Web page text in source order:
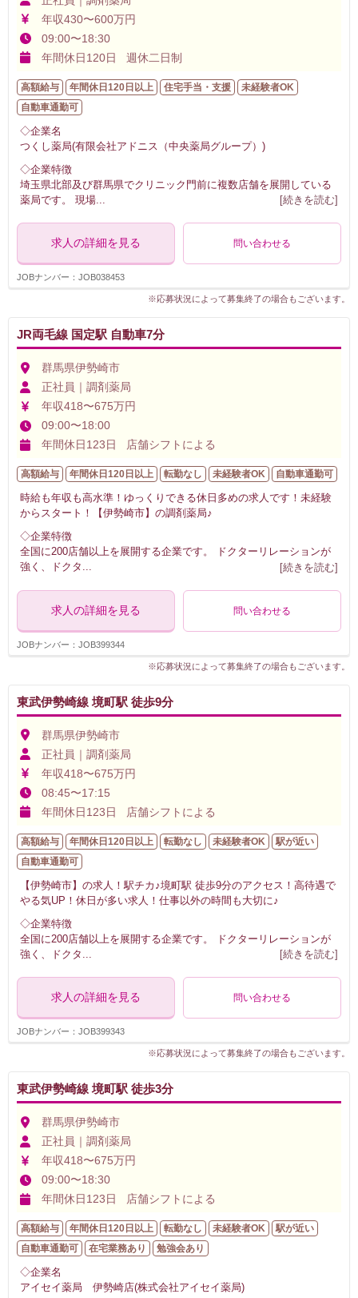
年収430〜600万円
09:00〜18:30
年間休日120日 週休二日制
高額給与 年間休日120日以上 住宅手当・支援
未経験者OK
自動車通勤可
◇企業名
つくし薬局(有限会社アドニス（中央薬局グループ）)
◇企業特徴
埼玉県北部及び群馬県でクリニック門前に複数店舗を展開している
薬局です。 現場
[続きを読む]
求人の詳細を見る 問い合わせる
JOBナンバー：JOB038453
※応募状況によって募集終了の場合もございます。
JR両毛線 国定駅 自動車7分
群馬県伊勢崎市
正社員｜調剤薬局
年収418〜675万円
09:00〜18:00
年間休日123日 店舗シフトによる
高額給与 年間休日120日以上 転勤なし 未経験者OK 自動車通勤可
時給も年収も高水準！ゆっくりできる休日多めの求人です！未経験
からスタート！【伊勢崎市】の調剤薬局♪
◇企業特徴
全国に200店舗以上を展開する企業です。 ドクターリレーションが
強く、ドクタ ... [続きを読む]
求人の詳細を見る 問い合わせる
JOBナンバー：JOB399344
※応募状況によって募集終了の場合もございます。
東武伊勢崎線 境町駅 徒歩9分
群馬県伊勢崎市
正社員｜調剤薬局
年収418〜675万円
08:45〜17:15
年間休日123日 店舗シフトによる
高額給与 年間休日120日以上 転勤なし 未経験者OK
駅が近い
自動車通勤可
【伊勢崎市】の求人！駅チカ♪境町駅 徒歩9分のアクセス！高待遇で
やる気UP！休日が多い求人！仕事以外の時間も大切に♪
◇企業特徴
全国に200店舗以上を展開する企業です。 ドクターリレーションが
強く、ドクタ
[続きを読む]
求人の詳細を見る 問い合わせる
JOBナンバー：JOB399343
※応募状況によって募集終了の場合もございます。
東武伊勢崎線 境町駅 徒歩3分
群馬県伊勢崎市
正社員｜調剤薬局
年収418〜675万円
09:00〜18:30
年間休日123日 店舗シフトによる
高額給与 年間休日120日以上 転勤なし 未経験者OK
駅が近い
自動車通勤可
在宅業務あり 勉強会あり
◇企業名
アイセイ薬局 伊勢崎店(株式会社アイセイ薬局)